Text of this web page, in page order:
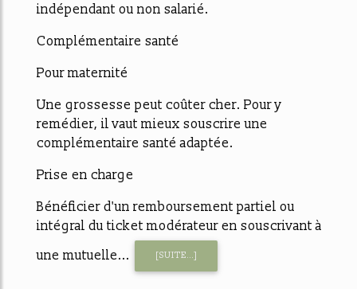
indépendant ou non salarié.
Complémentaire santé
Pour maternité
Une grossesse peut coûter cher. Pour y
remédier, il vaut mieux souscrire une
complémentaire santé adaptée.
Prise en charge
Bénéficier d'un remboursement partiel ou
intégral du ticket modérateur en souscrivant à
une mutuelle...
[SUITE...]